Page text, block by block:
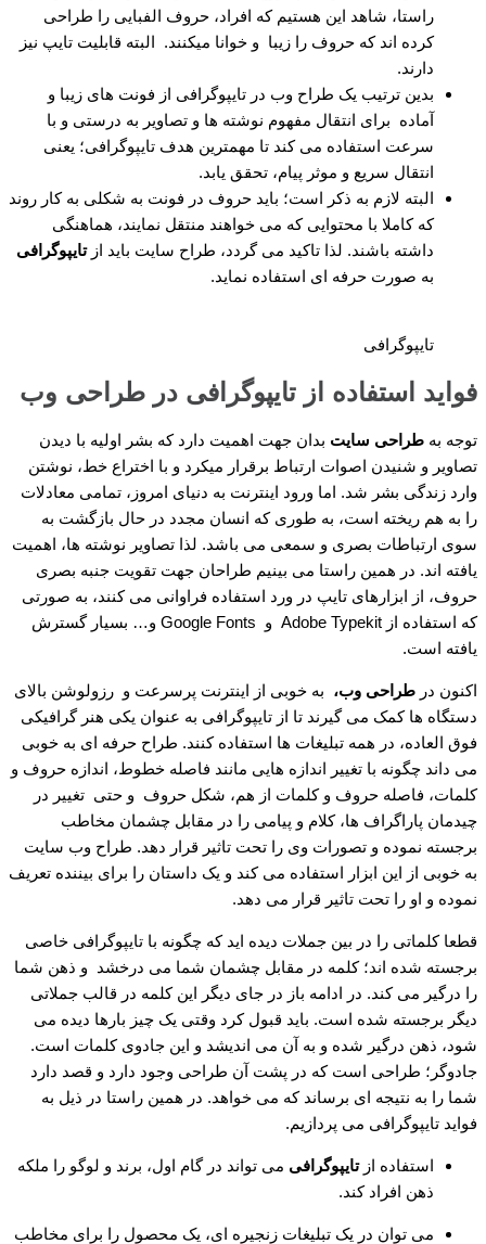
راستا، شاهد این هستیم که افراد، حروف الفبایی را طراحی
کرده اند که حروف را زیبا و خوانا میکنند. البته قابلیت تایپ نیز
دارند.
بدین ترتیب یک طراح وب در تایپوگرافی از فونت‌ های زیبا و
آماده برای انتقال مفهوم نوشته ها و تصاویر به درستی و با
سرعت استفاده می کند تا مهمترین هدف تایپوگرافی؛ یعنی
انتقال سریع و موثر پیام، تحقق یابد.
البته لازم به ذکر است؛ باید حروف در فونت به شکلی به کار روند
که کاملا با محتوایی که می خواهند منتقل نمایند، هماهنگی
داشته باشند. لذا تاکید می گردد، طراح سایت باید ازتایپوگرافی
به صورت حرفه ای استفاده نماید.
تایپوگرافی
فواید استفاده از تایپوگرافی در طراحی وب
توجه به طراحی سایت بدان جهت اهمیت دارد که بشر اولیه با دیدن
تصاویر و شنیدن اصوات ارتباط برقرار میکرد و با اختراع خط، نوشتن
وارد زندگی بشر شد. اما ورود اینترنت به دنیای امروز، تمامی معادلات
را به هم ریخته است، به طوری که انسان مجدد در حال بازگشت به
سوی ارتباطات بصری و سمعی می باشد. لذا تصاویر نوشته ها، اهمیت
یافته اند. در همین راستا می بینیم طراحان جهت تقویت جنبه بصری
حروف، از ابزارهای تایپ در ورد استفاده فراوانی می کنند، به صورتی
که استفاده از Adobe Typekit و Google Fonts و… بسیار گسترش
یافته است.
اکنون در طراحی وب، به خوبی از اینترنت پرسرعت و رزولوشن بالای
دستگاه ها کمک می گیرند تا از تایپوگرافی به عنوان یکی هنر گرافیکی
فوق العاده، در همه تبلیغات ها استفاده کنند. طراح حرفه ای به خوبی
می داند چگونه با تغییر اندازه هایی مانند فاصله خطوط، اندازه حروف و
کلمات، فاصله حروف و کلمات از هم، شکل حروف و حتی تغییر در
چیدمان پاراگراف ها، کلام و پیامی را در مقابل چشمان مخاطب
برجسته نموده و تصورات وی را تحت تاثیر قرار دهد. طراح وب سایت
به خوبی از این ابزار استفاده می کند و یک داستان را برای بیننده تعریف
نموده و او را تحت تاثیر قرار می دهد.
قطعا کلماتی را در بین جملات دیده اید که چگونه با تایپوگرافی خاصی
برجسته شده اند؛ کلمه در مقابل چشمان شما می درخشد و ذهن شما
را درگیر می کند. در ادامه باز در جای دیگر این کلمه در قالب جملاتی
دیگر برجسته شده است. باید قبول کرد وقتی یک چیز بارها دیده می
شود، ذهن درگیر شده و به آن می اندیشد و این جادوی کلمات است.
جادوگر؛ طراحی است که در پشت آن طراحی وجود دارد و قصد دارد
شما را به نتیجه ای برساند که می خواهد. در همین راستا در ذیل به
فواید تایپوگرافی می پردازیم.
استفاده ازتایپوگرافی می تواند در گام اول، برند و لوگو را ملکه
ذهن افراد کند.
می توان در یک تبلیغات زنجیره ای، یک محصول را برای مخاطب